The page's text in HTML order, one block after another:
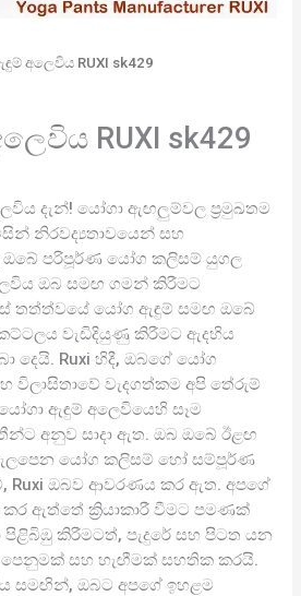
අලෙවිය RUXI sk429
RUXI sk429
දැන්! යෝගා ඇඟලුම්වල ප්‍රමුඛතම
නිරවද්‍යතාවයෙන් සහ
ඔබේ පරිපූර්ණ යෝග කලිසම් යුගල
ඔබ සමඟ ගමන් කිරීමට
තත්ත්වයේ යෝග ඇඳුම් සමඟ ඔබේ
වැඩිදියුණු කිරීමට ඇදහිය
දෙයි. Ruxi හිදී, ඔබගේ යෝග
විලාසිතාවේ වැදගත්කම අපි තේරුම්
ඇඳුම් අලෙවියෙහි සෑම
අනුව සාදා ඇත. ඔබ ඔබේ ඊළඟ
යෝග කලිසම් හෝ සම්පූර්ණ
ඔබව ආවරණය කර ඇත. අපගේ
ඇත්තේ ක්‍රියාකාරී වීමට පමණක්
කිරීමටත්, පැදුරේ සහ පිටත යන
සහ හැඟීමක් සහතික කරයි.
සමඟින්, ඔබට අපගේ ඉහළම